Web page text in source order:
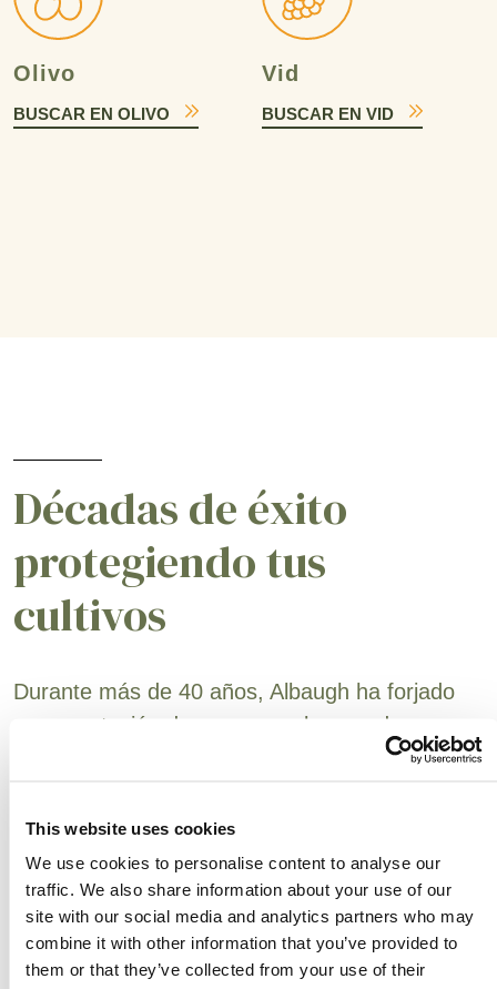
This website uses cookies
We use cookies to personalise content to analyse our
traffic. We also share information about your use of our
site with our social media and analytics partners who may
combine it with other information that you’ve provided to
them or that they’ve collected from your use of their
Olivo
BUSCAR EN OLIVO
Vid
BUSCAR EN VID
Décadas de éxito
protegiendo tus
cultivos
Durante más de 40 años, Albaugh ha forjado
una reputación de poner en el mercado
productos de alta calidad y un excelente
nos hemos apartado de esos principios
fundacionales. La continua incorporación de
nuevos productos a nuestro catálogo y la
expansión a más segmentos garantizarán un
crecimiento futuro, beneficiando a los